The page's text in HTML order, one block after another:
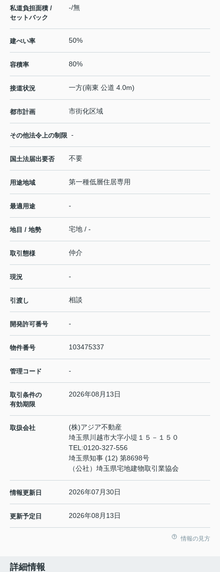
私道負担面積 /
セットバック
-/無
建ぺい率 50%
容積率 80%
接道状況 一方(南東 公道 4.0m)
都市計画 市街化区域
その他法令上の制限 -
国土法届出要否 不要
用途地域 第一種低層住居専用
最適用途 -
地目 / 地勢 宅地 / -
取引態様 仲介
現況 -
引渡し 相談
開発許可番号 -
物件番号 103475337
管理コード -
取引条件の
有効期限
2026年08月13日
取扱会社
(株)アジア不動産
埼玉県川越市大字小堤１５－１５０
TEL:0120-327-556
埼玉県知事 (12) 第8698号
（公社）埼玉県宅地建物取引業協会
情報更新日 2026年07月30日
更新予定日 2026年08月13日
情報の見方
詳細情報